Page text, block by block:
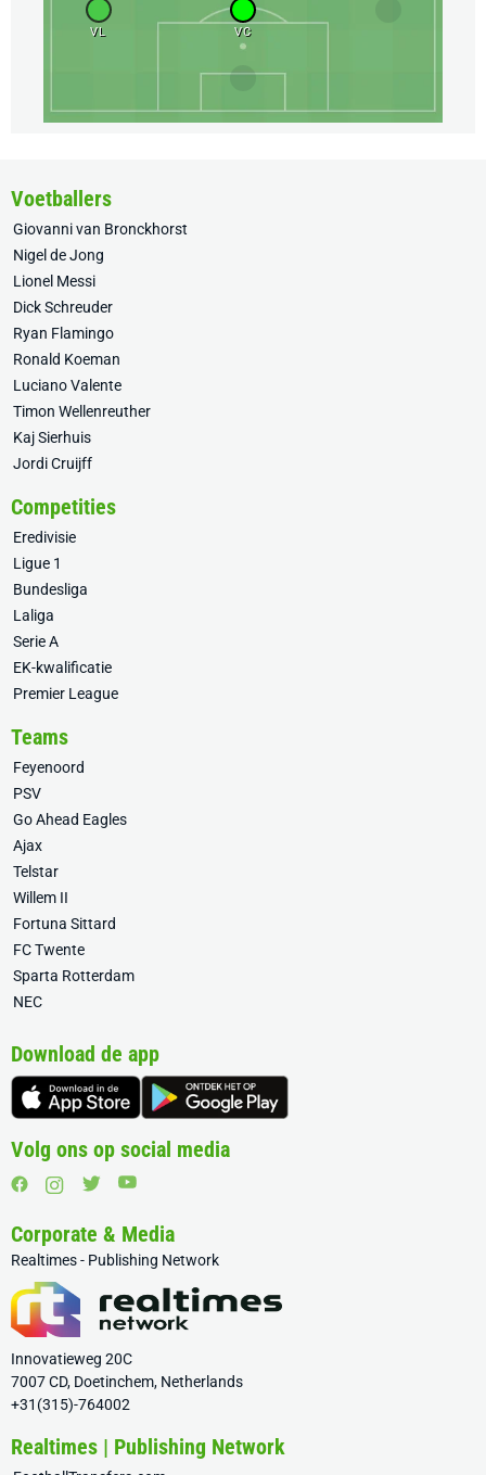
VL VC
Voetballers
Giovanni van Bronckhorst
Nigel de Jong
Lionel Messi
Dick Schreuder
Ryan Flamingo
Ronald Koeman
Luciano Valente
Timon Wellenreuther
Kaj Sierhuis
Jordi Cruijff
Competities
Eredivisie
Ligue 1
Bundesliga
Laliga
Serie A
EK-kwalificatie
Premier League
Teams
Feyenoord
PSV
Go Ahead Eagles
Ajax
Telstar
Willem II
Fortuna Sittard
FC Twente
Sparta Rotterdam
NEC
Download de app
Volg ons op social media
Corporate & Media
Realtimes - Publishing Network
Innovatieweg 20C
7007 CD, Doetinchem, Netherlands
+31(315)-764002
Realtimes | Publishing Network